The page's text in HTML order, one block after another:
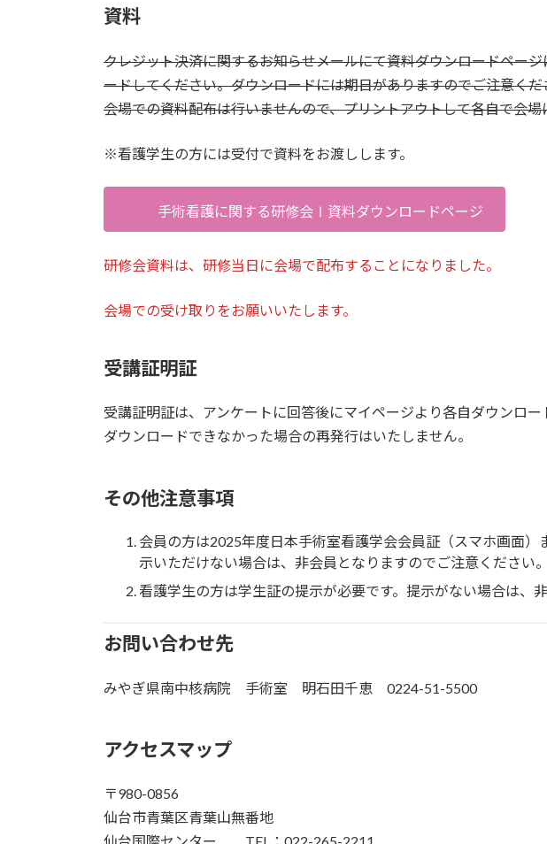
資料
クレジット決済に関するお知らせメールにて資料ダウンロードペー
ードしてください。ダウンロードには期日がありますのでご注意く
会場での資料配布は行いませんので、プリントアウトして各自で会
※看護学生の方には受付で資料をお渡しします。
手術看護に関する研修会Ⅰ資料ダウンロードページ
研修会資料は、研修当日に会場で配布することになりました。
会場での受け取りをお願いいたします。
受講証明証
受講証明証は、アンケートに回答後にマイページより各自ダウンロー
ダウンロードできなかった場合の再発行はいたしません。
その他注意事項
会員の方は2025年度日本手術室看護学会会員証（スマホ画面
示いただけない場合は、非会員となりますのでご注意ください
看護学生の方は学生証の提示が必要です。提示がない場合は、
お問い合わせ先
みやぎ県南中核病院 手術室 明石田千恵 0224-51-5500
アクセスマップ
〒980-0856
仙台市青葉区青葉山無番地